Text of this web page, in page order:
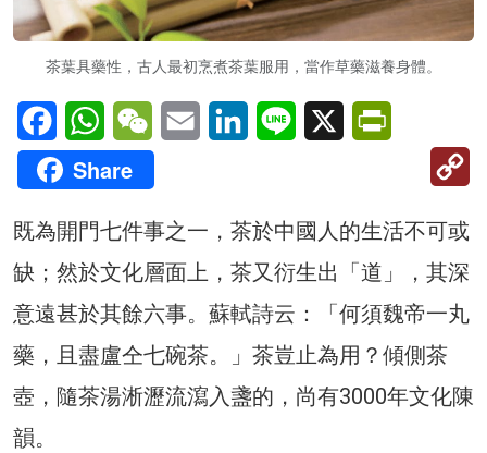
茶葉具藥性，古人最初烹煮茶葉服用，當作草藥滋養身體。
FacebookWhatsAppWeChatEmail LinkedInLine X
Share
既為開門七件事之一，茶於中國人的生活不可或
缺；然於文化層面上，茶又衍生出「道」，其深
意遠甚於其餘六事。蘇軾詩云：「何須魏帝一丸
藥，且盡盧仝七碗茶。」茶豈止為用？傾側茶
壺，隨茶湯淅瀝流瀉入盞的，尚有3000年文化陳
韻。